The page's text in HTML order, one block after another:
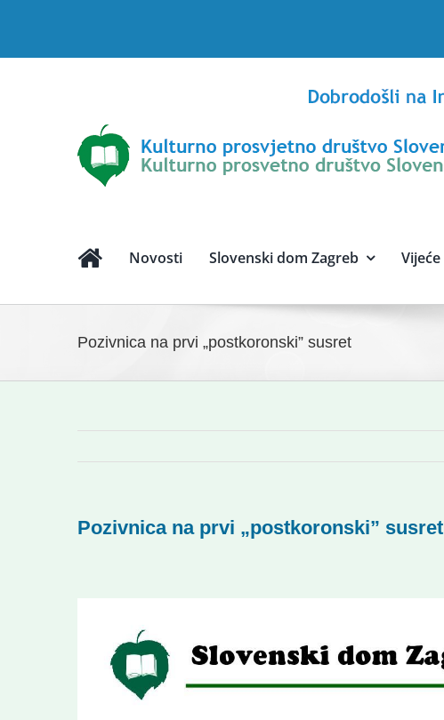
Novosti Slovenski dom Zagreb Vijeće
Pozivnica na prvi „postkoronski” susret
Pozivnica na prvi „postkoronski” susret